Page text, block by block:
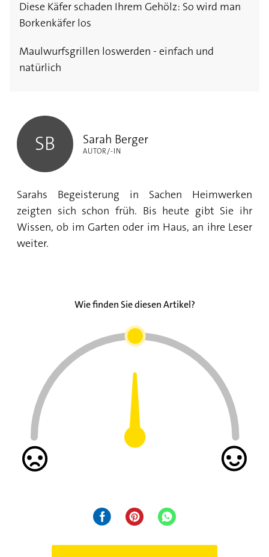
Diese Käfer schaden Ihrem Gehölz: So wird man
Borkenkäfer los
Maulwurfsgrillen loswerden - einfach und
natürlich
SB Sarah Berger
AUTOR/-IN
Sarahs Begeisterung in Sachen Heimwerken
zeigten sich schon früh. Bis heute gibt Sie ihr
Wissen, ob im Garten oder im Haus, an ihre Leser
weiter.
Wie finden Sie diesen Artikel?